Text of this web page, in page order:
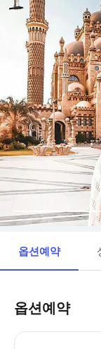
옵션예약
옵션예약